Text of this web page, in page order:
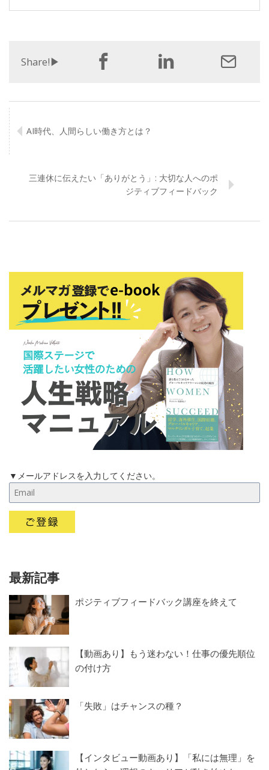
Share!▶︎
AI時代、人間らしい働き方とは？
三連休に伝えたい「ありがとう」: 大切な人へのポ
ジティブフィードバック
▼メールアドレスを入力してください。
最新記事
ポジティブフィードバック講座を終えて
【動画あり】もう迷わない！仕事の優先順位
の付け方
「失敗」はチャンスの種？
【インタビュー動画あり】「私には無理」を